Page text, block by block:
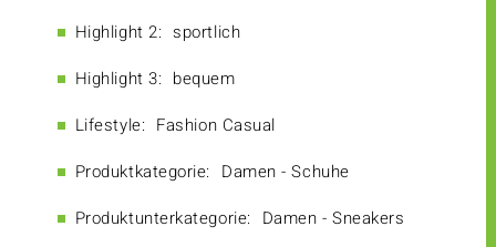
Highlight 2: sportlich
Highlight 3: bequem
Lifestyle: Fashion Casual
Produktkategorie: Damen - Schuhe
Produktunterkategorie: Damen - Sneakers